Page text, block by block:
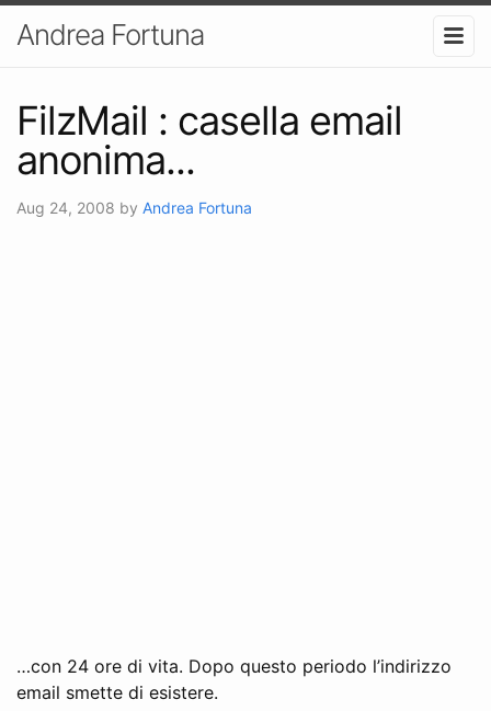
Andrea Fortuna
FilzMail : casella email
anonima...
Aug 24, 2008 by Andrea Fortuna
…con 24 ore di vita. Dopo questo periodo l’indirizzo
email smette di esistere.